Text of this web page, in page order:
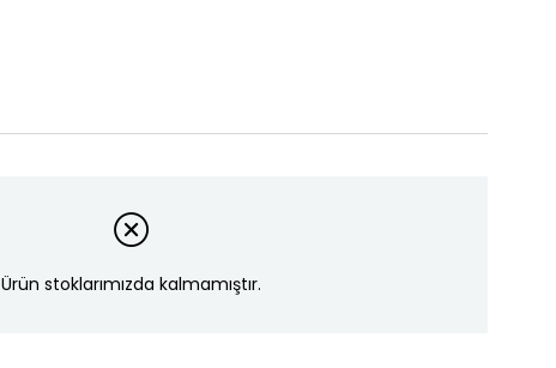
Ürün stoklarımızda kalmamıştır.